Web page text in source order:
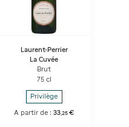
Laurent-Perrier
La Cuvée
Brut
75 cl
Privilège
A partir de :33,25 €